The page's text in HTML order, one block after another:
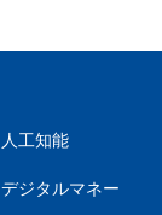
人工知能
デジタルマネー